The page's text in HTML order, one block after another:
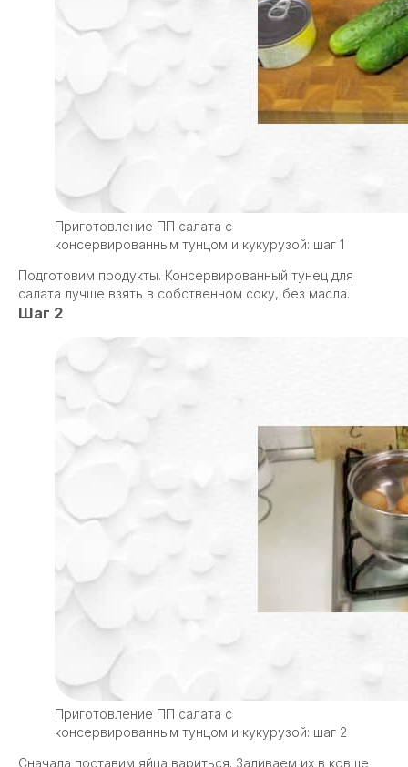
Приготовление ПП салата с
консервированным тунцом и кукурузой: шаг 1
Подготовим продукты. Консервированный тунец для
салата лучше взять в собственном соку, без масла.
Шаг 2
Приготовление ПП салата с
консервированным тунцом и кукурузой: шаг 2
Сначала поставим яйца вариться. Заливаем их в ковше